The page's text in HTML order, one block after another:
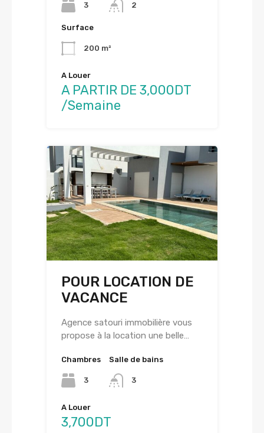
3 2
Surface
200 m²
A Louer
A PARTIR DE 3,000DT
/Semaine
POUR LOCATION DE
VACANCE
Agence satouri immobilière vous
propose à la location une belle…
Chambres
3
Salle de bains
3
A Louer
3,700DT